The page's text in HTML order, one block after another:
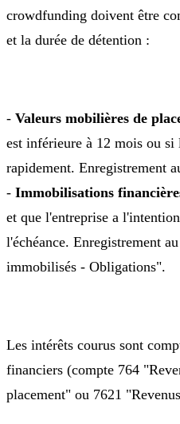
crowdfunding doivent être
et la durée de détention :
- Valeurs mobilières de
est inférieure à 12 mois ou si
rapidement. Enregistrement
- Immobilisations
et que l'entreprise a
l'échéance. Enregistrement
immobilisés - Obligations".
Les intérêts courus sont
financiers (compte 764
placement" ou 7621